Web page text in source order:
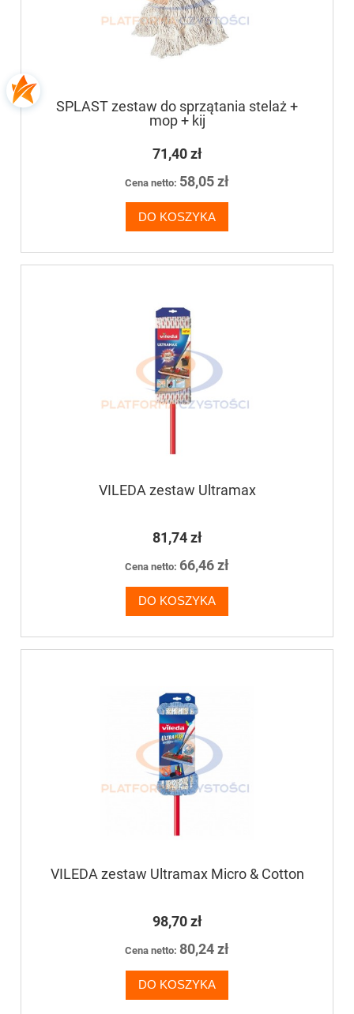
SPLAST zestaw do sprzątania stelaż +
mop + kij
71,40 zł
Cena netto: 58,05 zł
DO KOSZYKA
VILEDA zestaw Ultramax
81,74 zł
Cena netto: 66,46 zł
DO KOSZYKA
VILEDA zestaw Ultramax Micro & Cotton
98,70 zł
Cena netto: 80,24 zł
DO KOSZYKA